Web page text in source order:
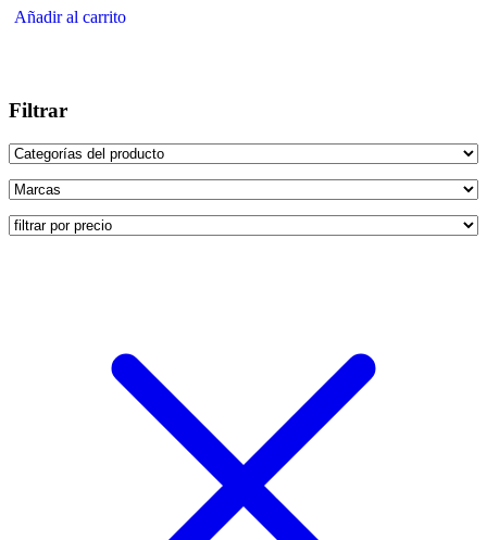
Añadir al carrito
Filtrar